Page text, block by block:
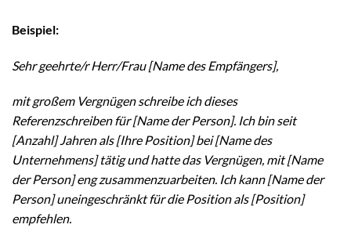
Beispiel:
Sehr geehrte/r Herr/Frau [Name des Empfängers],
mit großem Vergnügen schreibe ich dieses
Referenzschreiben für [Name der Person]. Ich bin seit
[Anzahl] Jahren als [Ihre Position] bei [Name des
Unternehmens] tätig und hatte das Vergnügen, mit [Name
der Person] eng zusammenzuarbeiten. Ich kann [Name der
Person] uneingeschränkt für die Position als [Position]
empfehlen.